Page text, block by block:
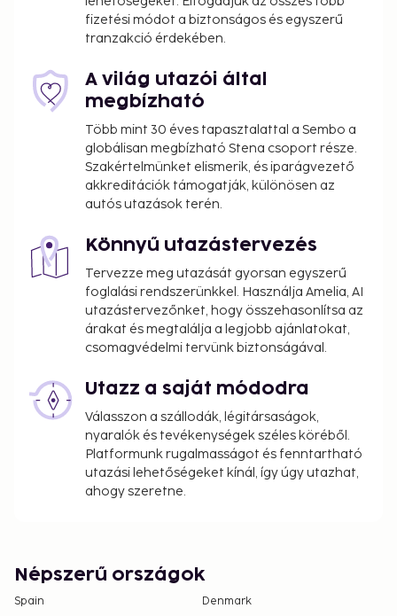
fizetési módot a biztonságos és egyszerű
tranzakció érdekében.
A világ utazói által
megbízható
Több mint 30 éves tapasztalattal a Sembo a
globálisan megbízható Stena csoport része.
Szakértelmünket elismerik, és iparágvezető
akkreditációk támogatják, különösen az
autós utazások terén.
Könnyű utazástervezés
Tervezze meg utazását gyorsan egyszerű
foglalási rendszerünkkel. Használja Amelia, AI
utazástervezőnket, hogy összehasonlítsa az
árakat és megtalálja a legjobb ajánlatokat,
csomagvédelmi tervünk biztonságával.
Utazz a saját módodra
Válasszon a szállodák, légitársaságok,
nyaralók és tevékenységek széles köréből.
Platformunk rugalmasságot és fenntartható
utazási lehetőségeket kínál, így úgy utazhat,
ahogy szeretne.
Népszerű országok
Spain
Denmark